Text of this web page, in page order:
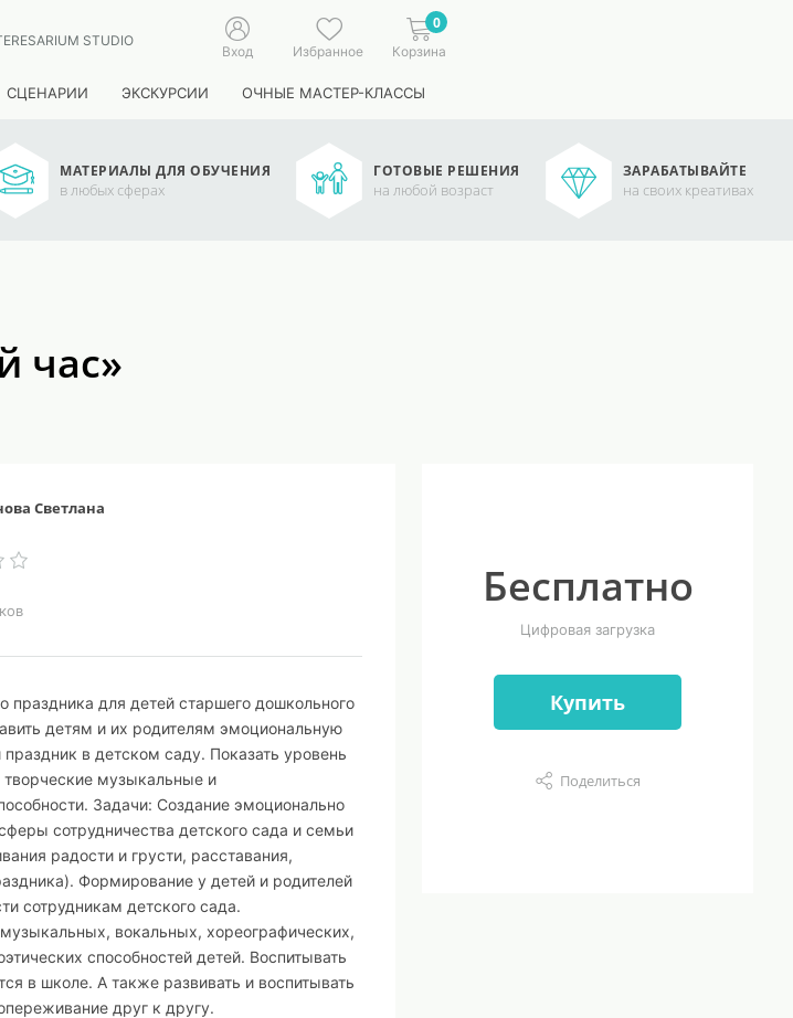
STUDIO
Вход Избранное
0
Корзина
СЦЕНАРИИ ЭКСКУРСИИ ОЧНЫЕ МАСТЕР-КЛАССЫ
МАТЕРИАЛЫ ДЛЯ ОБУЧЕНИЯ
в любых сферах
ГОТОВЫЕ РЕШЕНИЯ
на любой возраст
ЗАРАБАТЫВАЙТЕ
на своих креативах
час»
Светлана
праздника для детей старшего дошкольного
детям и их родителям эмоциональную
в детском саду. Показать уровень
творческие музыкальные и
Задачи: Создание эмоционально
сотрудничества детского сада и семьи
радости и грусти, расставания,
Формирование у детей и родителей
сотрудникам детского сада.
вокальных, хореографических,
способностей детей. Воспитывать
в школе. А также развивать и воспитывать
друг к другу.
Бесплатно
Цифровая загрузка
Купить
Поделиться